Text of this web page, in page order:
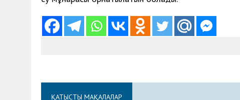
ҚАТЫСТЫ МАҚАЛАЛАР